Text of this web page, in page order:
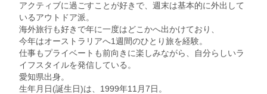
アクティブに過ごすことが好きで、週末は基本的に外出して
いるアウトドア派。
海外旅行も好きで年に一度はどこかへ出かけており、
今年はオーストラリアへ1週間のひとり旅を経験。
仕事もプライベートも前向きに楽しみながら、自分らしいラ
イフスタイルを発信している。
愛知県出身。
生年月日(誕生日)は、1999年11月7日。